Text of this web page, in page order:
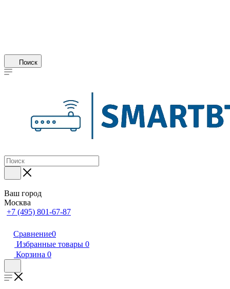
Поиск
Ваш город
Москва
+7 (495) 801-67-87
Сравнение0
Избранные товары 0
Корзина 0